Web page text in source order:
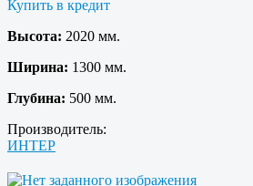
Купить в кредит
Высота: 2020 мм.
Ширина: 1300 мм.
Глубина: 500 мм.
Производитель:
ИНТЕР